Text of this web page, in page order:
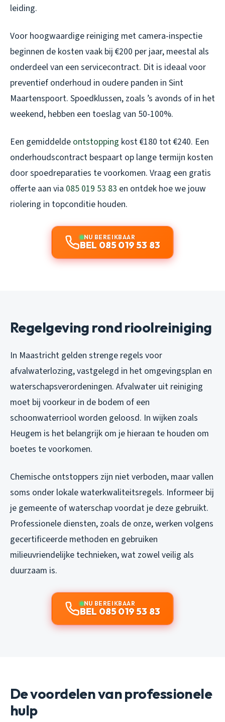
leiding.
Voor hoogwaardige reiniging met camera-inspectie
beginnen de kosten vaak bij €200 per jaar, meestal als
onderdeel van een servicecontract. Dit is ideaal voor
preventief onderhoud in oudere panden in Sint
Maartenspoort. Spoedklussen, zoals ’s avonds of in het
weekend, hebben een toeslag van 50-100%.
Een gemiddelde ontstopping kost €180 tot €240. Een
onderhoudscontract bespaart op lange termijn kosten
door spoedreparaties te voorkomen. Vraag een gratis
offerte aan via 085 019 53 83 en ontdek hoe we jouw
riolering in topconditie houden.
NU BEREIKBAAR
BEL 085 019 53 83
Regelgeving rond rioolreiniging
In Maastricht gelden strenge regels voor
afvalwaterlozing, vastgelegd in het omgevingsplan en
waterschapsverordeningen. Afvalwater uit reiniging
moet bij voorkeur in de bodem of een
schoonwaterriool worden geloosd. In wijken zoals
Heugem is het belangrijk om je hieraan te houden om
boetes te voorkomen.
Chemische ontstoppers zijn niet verboden, maar vallen
soms onder lokale waterkwaliteitsregels. Informeer bij
je gemeente of waterschap voordat je deze gebruikt.
Professionele diensten, zoals de onze, werken volgens
gecertificeerde methoden en gebruiken
milieuvriendelijke technieken, wat zowel veilig als
duurzaam is.
NU BEREIKBAAR
BEL 085 019 53 83
De voordelen van professionele
hulp